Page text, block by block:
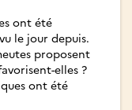
ont été
le jour depuis.
proposent
elles ?
ont été